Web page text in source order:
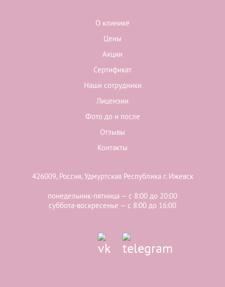
О клинике
Цены
Акции
Сертификат
Наши сотрудники
Лицензии
Фото до и после
Отзывы
Контакты
426009, Россия, Удмуртская Республика г. Ижевск
понедельник-пятница — с 8:00 до 20:00
суббота-воскресенье — с 8:00 до 16:00